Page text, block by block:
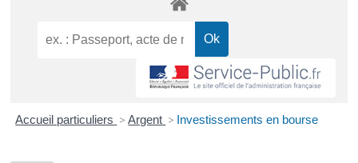
Accueil particuliers > Argent > Investissements en bourse